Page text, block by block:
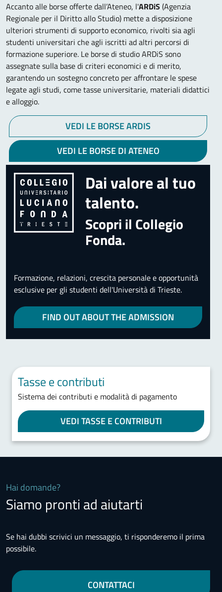
Accanto alle borse offerte dall’Ateneo, l'ARDiS (Agenzia
Regionale per il Diritto allo Studio) mette a disposizione
ulteriori strumenti di supporto economico, rivolti sia agli
studenti universitari che agli iscritti ad altri percorsi di
formazione superiore. Le borse di studio ARDiS sono
assegnate sulla base di criteri economici e di merito,
garantendo un sostegno concreto per affrontare le spese
legate agli studi, come tasse universitarie, materiali didattici
e alloggio.
VEDI LE BORSE ARDIS
VEDI LE BORSE DI ATENEO
Dai valore al tuo
talento.
Scopri il Collegio
Fonda.
Formazione, relazioni, crescita personale e opportunità
esclusive per gli studenti dell'Università di Trieste.
FIND OUT ABOUT THE ADMISSION
Tasse e contributi
Sistema dei contributi e modalità di pagamento
VEDI TASSE E CONTRIBUTI
Hai domande?
Siamo pronti ad aiutarti
Se hai dubbi scrivici un messaggio, ti risponderemo il prima
possibile.
CONTATTACI